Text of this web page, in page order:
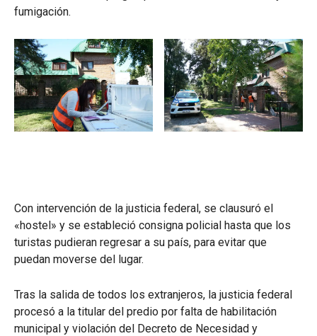
fumigación.
Con intervención de la justicia federal, se clausuró el
«hostel» y se estableció consigna policial hasta que los
turistas pudieran regresar a su país, para evitar que
puedan moverse del lugar.
Tras la salida de todos los extranjeros, la justicia federal
procesó a la titular del predio por falta de habilitación
municipal y violación del Decreto de Necesidad y